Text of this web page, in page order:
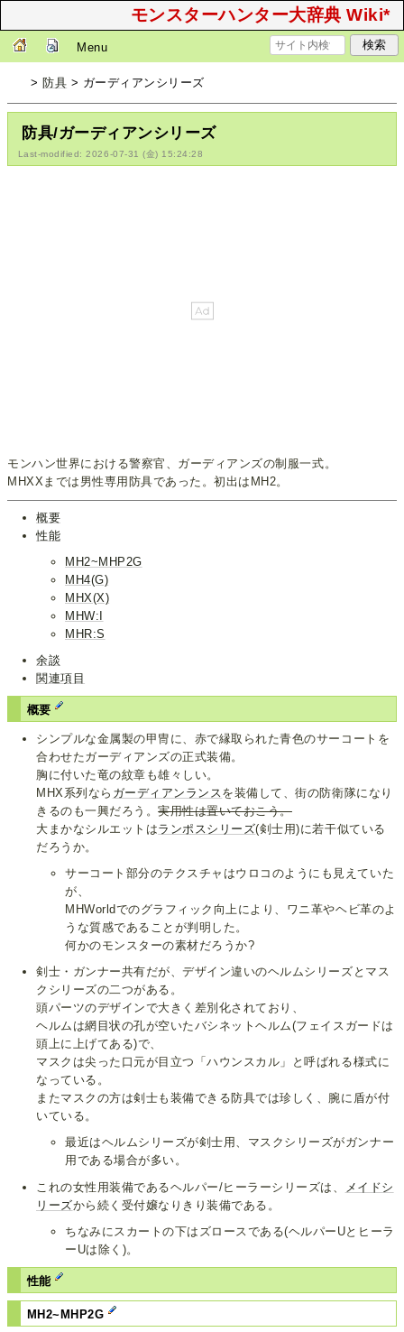
モンスターハンター大辞典 Wiki*
Menu
> 防具 > ガーディアンシリーズ
防具/ガーディアンシリーズ
Last-modified: 2026-07-31 (金) 15:24:28
モンハン世界における警察官、ガーディアンズの制服一式。
MHXXまでは男性専用防具であった。初出はMH2。
概要
性能
MH2~MHP2G
MH4(G)
MHX(X)
MHW:I
MHR:S
余談
関連項目
概要
シンプルな金属製の甲冑に、赤で縁取られた青色のサーコートを
合わせたガーディアンズの正式装備。
胸に付いた竜の紋章も雄々しい。
MHX系列なら ガーディアンランスを装備して、街の防衛隊になり
きるのも一興だろう。実用性は置いておこう。
大まかなシルエットはランポスシリーズ(剣士用)に若干似ている
だろうか。
サーコート部分のテクスチャはウロコのようにも見えていた
が、
MHWorldでのグラフィック向上により、ワニ革やヘビ革のよ
うな質感であることが判明した。
何かのモンスターの素材だろうか?
剣士・ガンナー共有だが、デザイン違いのヘルムシリーズとマス
クシリーズの二つがある。
頭パーツのデザインで大きく差別化されており、
ヘルムは網目状の孔が空いたバシネットヘルム(フェイスガードは
頭上に上げてある)で、
マスクは尖った口元が目立つ「ハウンスカル」と呼ばれる様式に
なっている。
またマスクの方は剣士も装備できる防具では珍しく、腕に盾が付
いている。
最近はヘルムシリーズが剣士用、マスクシリーズがガンナー
用である場合が多い。
これの女性用装備であるヘルパー/ヒーラーシリーズは、
メイドシ
リーズから続く受付嬢なりきり装備である。
ちなみにスカートの下はズロースである(ヘルパーUとヒーラ
ーUは除く)。
性能
MH2~MHP2G